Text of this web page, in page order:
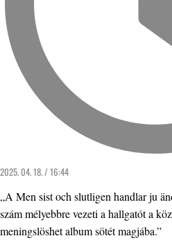
2025. 04. 18. / 16:44
„A Men sist och slutligen handlar ju
szám mélyebbre vezeti a hallgatót a
meningslöshet album sötét magjába.”